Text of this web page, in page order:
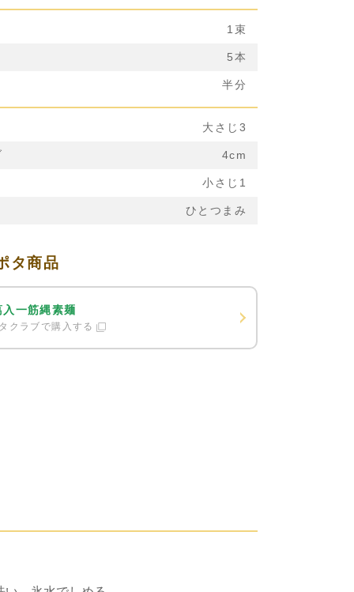
1束
5本
半分
大さじ3
4cm
小さじ1
ひとつまみ
タ商品
入一筋縄素麺
クラブで購入する